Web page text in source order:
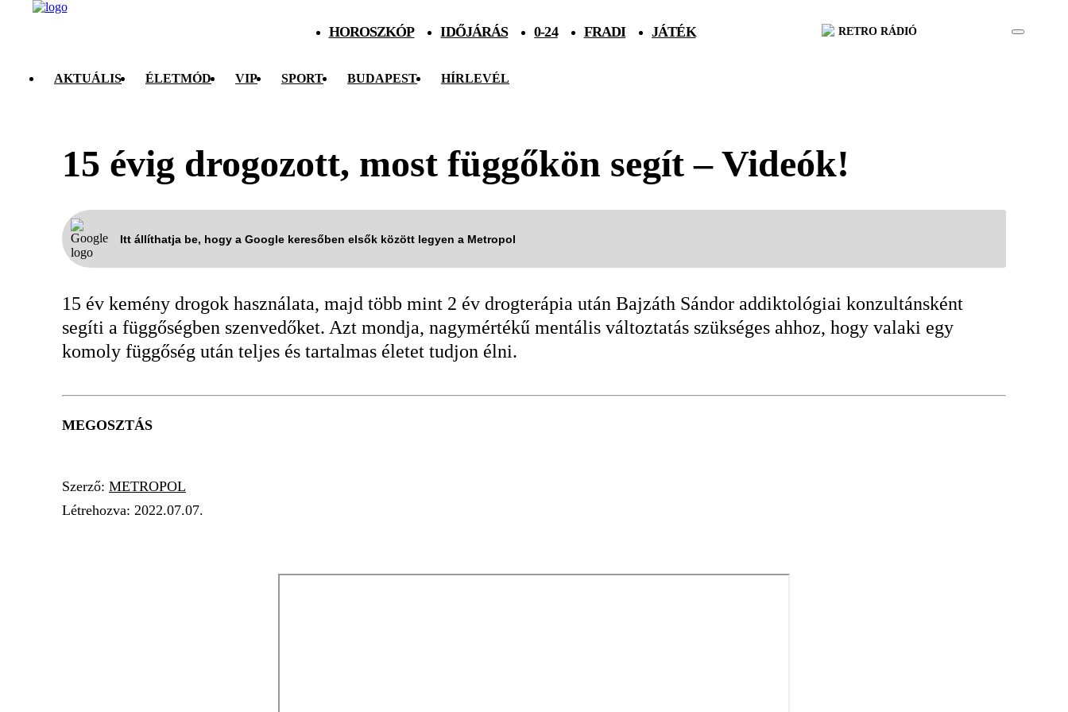
HOROSZKÓP IDŐJÁRÁS 0-24 FRADI JÁTÉK RETRO RÁDIÓ
AKTUÁLIS ÉLETMÓD VIP SPORT BUDAPEST HÍRLEVÉL
15 évig drogozott, most függőkön segít – Videók!
Itt állíthatja be, hogy a Google keresőben elsők között legyen a Metropol
15 év kemény drogok használata, majd több mint 2 év drogterápia után Bajzáth Sándor addiktológiai konzultánsként
segíti a függőségben szenvedőket. Azt mondja, nagymértékű mentális változtatás szükséges ahhoz, hogy valaki egy
komoly függőség után teljes és tartalmas életet tudjon élni.
MEGOSZTÁS
Szerző: METROPOL
Létrehozva: 2022.07.07.